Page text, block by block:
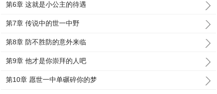
第6章 这就是小公主的待遇
第7章 传说中的世一中野
第8章 防不胜防的意外来临
第9章 他才是你崇拜的人吧
第10章 愿世一中单碾碎你的梦